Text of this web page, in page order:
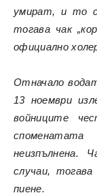
умират, и то
тогава чак
официално
Отначало
13 ноември
войниците
неизпълнена.
случаи,
пиене.